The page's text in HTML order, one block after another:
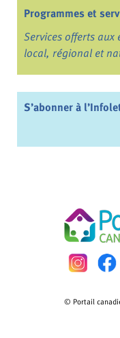
Programmes et
Services offerts aux
local, régional et
S’abonner à
© Portail